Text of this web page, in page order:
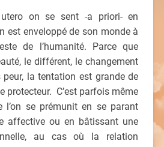
on se sent -a priori- en
est enveloppé de son monde à
de l’humanité. Parce que
le différent, le changement
la tentation est grande de
protecteur. C’est parfois même
l’on se prémunit en se parant
affective ou en bâtissant une
au cas où la relation